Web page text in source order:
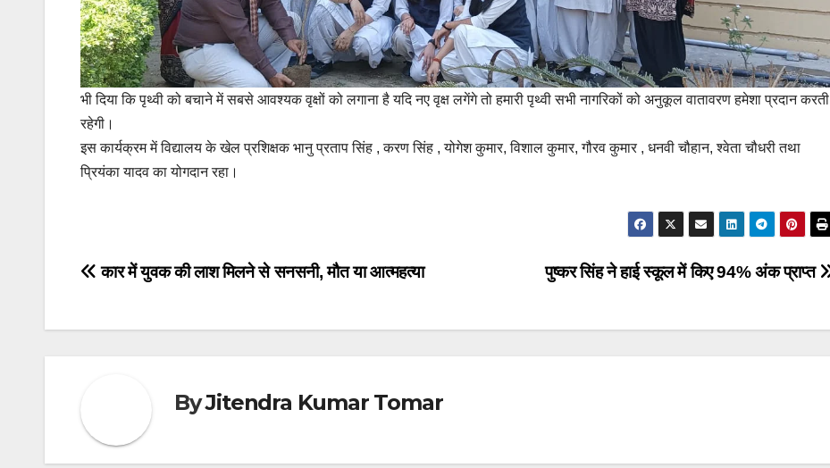
भी दिया कि पृथ्वी को बचाने में सबसे आवश्यक वृक्षों को लगाना है यदि नए वृक्ष लगेंगे तो हमारी पृथ्वी सभी नागरिकों को अनुकूल वातावरण हमेशा प्रदान करती
रहेगी।
इस कार्यक्रम में विद्यालय के खेल प्रशिक्षक भानु प्रताप सिंह , करण सिंह , योगेश कुमार, विशाल कुमार, गौरव कुमार , धनवी चौहान, श्वेता चौधरी तथा
प्रियंका यादव का योगदान रहा।
Post
पुष्कर सिंह ने हाई स्कूल में किए 94% अंक प्राप्त
कार में युवक की लाश मिलने से सनसनी, मौत या आत्महत्या
ByJitendra Kumar Tomar